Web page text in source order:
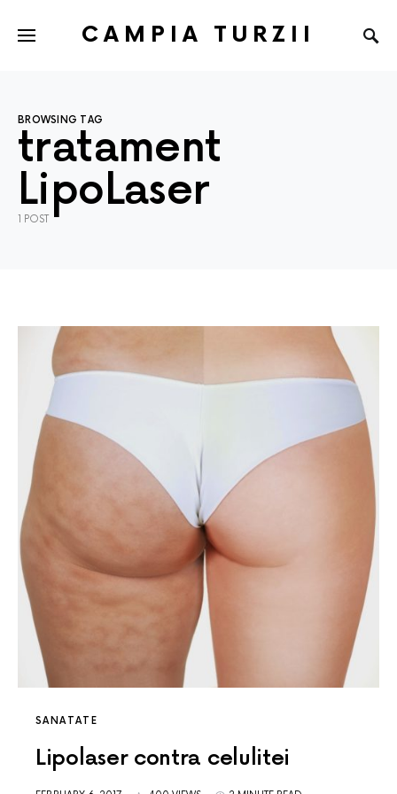
CAMPIA TURZII
BROWSING TAG
tratament
LipoLaser
1 POST
SANATATE
Lipolaser contra celulitei